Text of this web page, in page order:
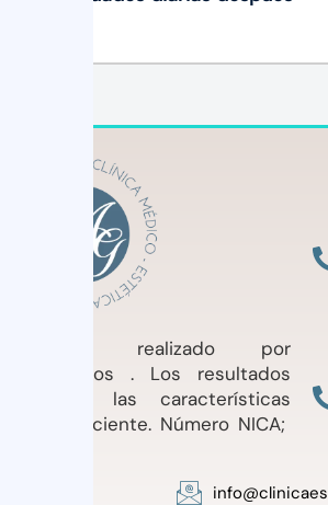
médico realizado por
cualificados . Los resultados
según las características
cada Paciente. Número NICA;